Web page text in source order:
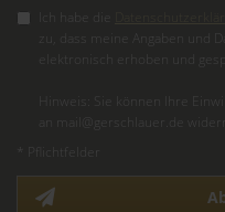
Ich habe die
zu, dass meine Angaben und
elektronisch erhoben und
Hinweis: Sie können Ihre
an mail@gerschlauer.de
* Pflichtfelder